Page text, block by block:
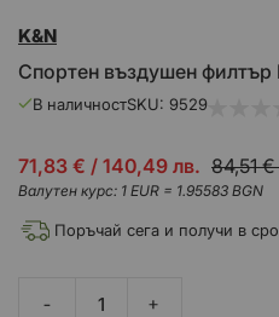
към
на
галерия
Спортен въздушен филтър
K&N
В наличностSKU 9529
Промо
цена
71,83 € / 140,49 лв. 84,51 €
Валутен курс: 1 EUR = 1.95583 BGN
Поръчай сега и получи в